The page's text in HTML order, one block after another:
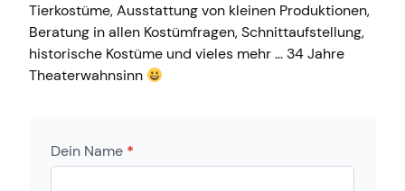
Tierkostüme, Ausstattung von kleinen Produktionen,
Beratung in allen Kostümfragen, Schnittaufstellung,
historische Kostüme und vieles mehr … 34 Jahre
Theaterwahnsinn
Dein Name *